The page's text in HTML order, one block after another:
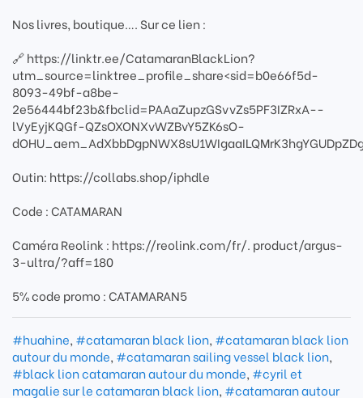
Nos livres, boutique…. Sur ce lien :
🔗 https://linktr.ee/CatamaranBlackLion?
utm_source=linktree_profile_share<sid=b0e66f5d-
8093-49bf-a8be-
2e56444bf23b&fbclid=PAAaZupzGSvvZs5PF3IZRxA--
lVyEyjKQGf-QZsOXONXvWZBvY5ZK6sO-
Outin: https://collabs.shop/iphdle
Code : CATAMARAN
Caméra Reolink : https://reolink.com/fr/. product/argus-
3-ultra/?aff=180
5% code promo : CATAMARAN5
#huahine, #catamaran black lion, #catamaran black lion
autour du monde, #catamaran sailing vessel black lion,
#black lion catamaran autour du monde, #cyril et
magalie sur le catamaran black lion, #catamaran autour